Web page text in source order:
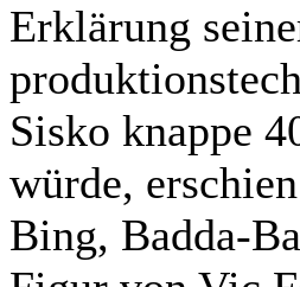
Erklärung
Sisko knappe
würde,
Bing, Badda-